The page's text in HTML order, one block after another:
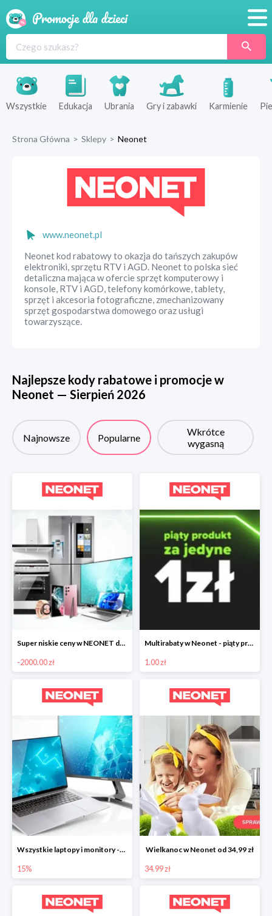
Produkty
Sklepy
Wszystkie Edukacja Ubrania Gry i zabawki Karmienie
Strona Główna > Sklepy > Neonet
www.neonet.pl
Neonet kod rabatowy to okazja do tańszych zakupów
elektroniki, sprzętu RTV i AGD. Neonet to polska sieć
detaliczna mająca w ofercie sprzęt komputerowy i
konsole, RTV i AGD, telefony komórkowe, tablety,
sprzęt i akcesoria fotograficzne, zmechanizowany
sprzęt gospodarstwa domowego oraz usługi
towarzyszące.
Najlepsze kody rabatowe i promocje w
Neonet — Sierpień 2026
Najnowsze Popularne
Wkrótce
wygasną
Super niskie ceny w NEONET do -2000zł
-2000.00 zł
Multirabaty w Neonet - piąty produkt za 1 zł
1.00 zł
Wszystkie laptopy i monitory -15%
15%
Wielkanoc w Neonet od 34,99 zł
34.99 zł